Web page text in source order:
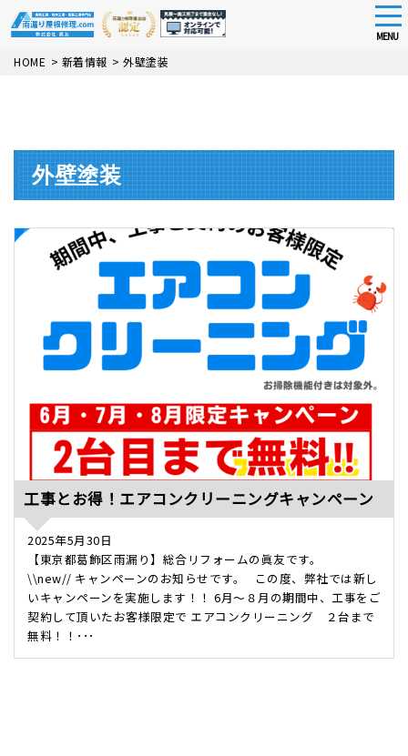
Skip
MENU
HOME > 新着情報 > 外壁塗装
外壁塗装
工事とお得！エアコンクリーニングキャンペーン
2025年5月30日
【東京都葛飾区雨漏り】総合リフォームの眞友です。
\\new// キャンペーンのお知らせです。 この度、弊社では新し
いキャンペーンを実施します！！ 6月～８月の期間中、工事をご
契約して頂いたお客様限定で エアコンクリーニング ２台まで
無料！！･･･